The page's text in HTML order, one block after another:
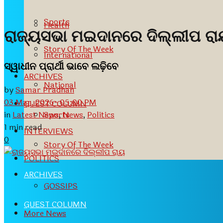
Sports
Story Of The Week
ARCHIVES
GUEST COLUMN
INTERVIEWS
POLITICS
GOSSIPS
More News
Health
International
National
Sports
Story Of The Week
ARCHIVES
GUEST COLUMN
ରାଜ୍ୟସଭା ମଇଦାନରେ ଦିଲ୍ଲୀପ
ସ୍ୱାଧୀନ ପ୍ରାର୍ଥୀ ଭାବେ ଲଢ଼ିବେ
bySamar Pradhan
03 Mar, 2026- 05:00 PM
in Latest News,News, Politics
1 min read
0